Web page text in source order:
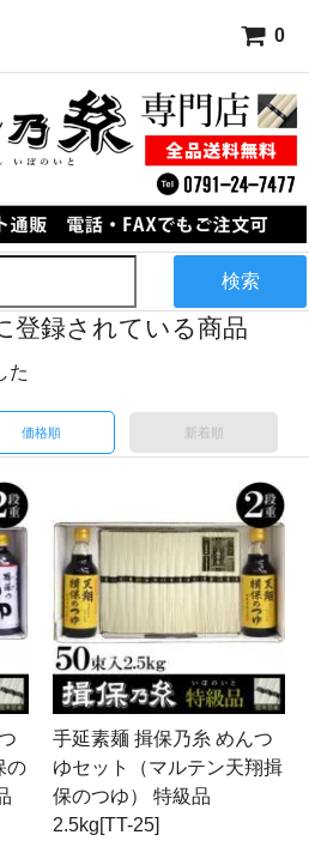
0
検索
登録されている商品
た
価格順 新着順
の
手延素麺 揖保乃糸 めんつ
ゆセット（マルテン天翔揖
保のつゆ） 特級品
2.5kg[TT-25]